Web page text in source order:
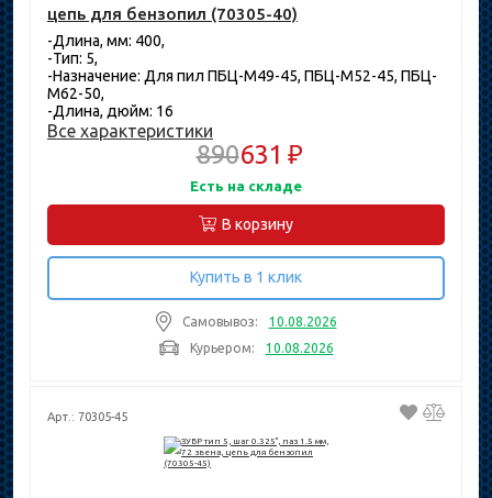
цепь для бензопил (70305-40)
-Длина, мм: 400,
-Тип: 5,
-Назначение: Для пил ПБЦ-М49-45, ПБЦ-М52-45, ПБЦ-
М62-50,
-Длина, дюйм: 16
Все характеристики
890631 ₽
Есть на складе
В корзину
Купить в 1 клик
Самовывоз:
10.08.2026
Курьером:
10.08.2026
Арт.: 70305-45